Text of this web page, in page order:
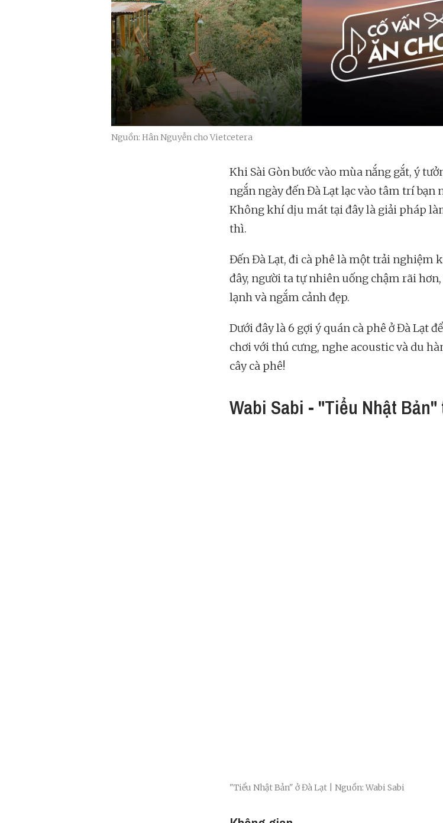
Nguồn: Hân Nguyễn cho Vietcetera
Khi Sài Gòn bước vào mùa nắng gắt, ý
ngắn ngày đến Đà Lạt lạc vào tâm trí bạn
Không khí dịu mát tại đây là giải pháp
thì.
Đến Đà Lạt, đi cà phê là một trải nghiệm
đây, người ta tự nhiên uống chậm rãi
lạnh và ngắm cảnh đẹp.
Dưới đây là 6 gợi ý quán cà phê ở Đà Lạt
chơi với thú cưng, nghe acoustic và du
cây cà phê!
Wabi Sabi - "Tiểu Nhật
"Tiểu Nhật Bản" ở Đà Lạt | Nguồn: Wabi Sabi